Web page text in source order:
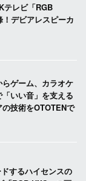
テレビ「RGB
デビアレスピーカ
ゲーム、カラオケ
いい音」を支える
技術をOTOTENで
するハイセンスの